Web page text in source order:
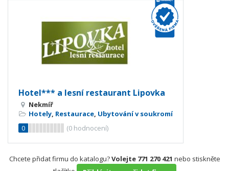
Hotel*** a lesní restaurant Lipovka
Nekmíř
Hotely, Restaurace, Ubytování v soukromí
0
(0 hodnocení)
Chcete přidat firmu do katalogu?Volejte 771 270 421 nebo stiskněte